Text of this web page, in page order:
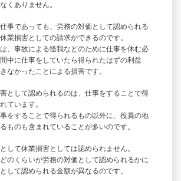
くありません。
事であっても、労務の対価として認められる
業損害としての請求ができるのです。
、事故による怪我などのために仕事を休む必
中に仕事をしていたら得られたはずの利益
なかったことによる損害です。
として認められるのは、仕事をすることで得
ています。
をすることで得られるもの以外に、役員の地
ものも含まれていることが多いのです。
して休業損害としては認められません。
のくらいが労務の対価として認められるかに
して認められる金額が異なるのです。